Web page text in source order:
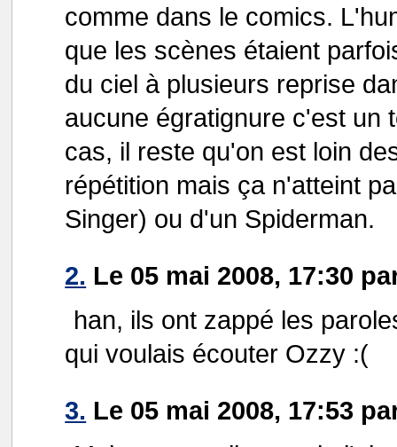
comme dans le comics.
que les scènes étaient
du ciel à plusieurs reprise
aucune égratignure c'est un
cas, il reste qu'on est loin
répétition mais ça n'atteint
Singer) ou d'un Spiderman.
2. Le 05 mai 2008, 17:30
han, ils ont zappé les
qui voulais écouter Ozzy :(
3. Le 05 mai 2008, 17:53